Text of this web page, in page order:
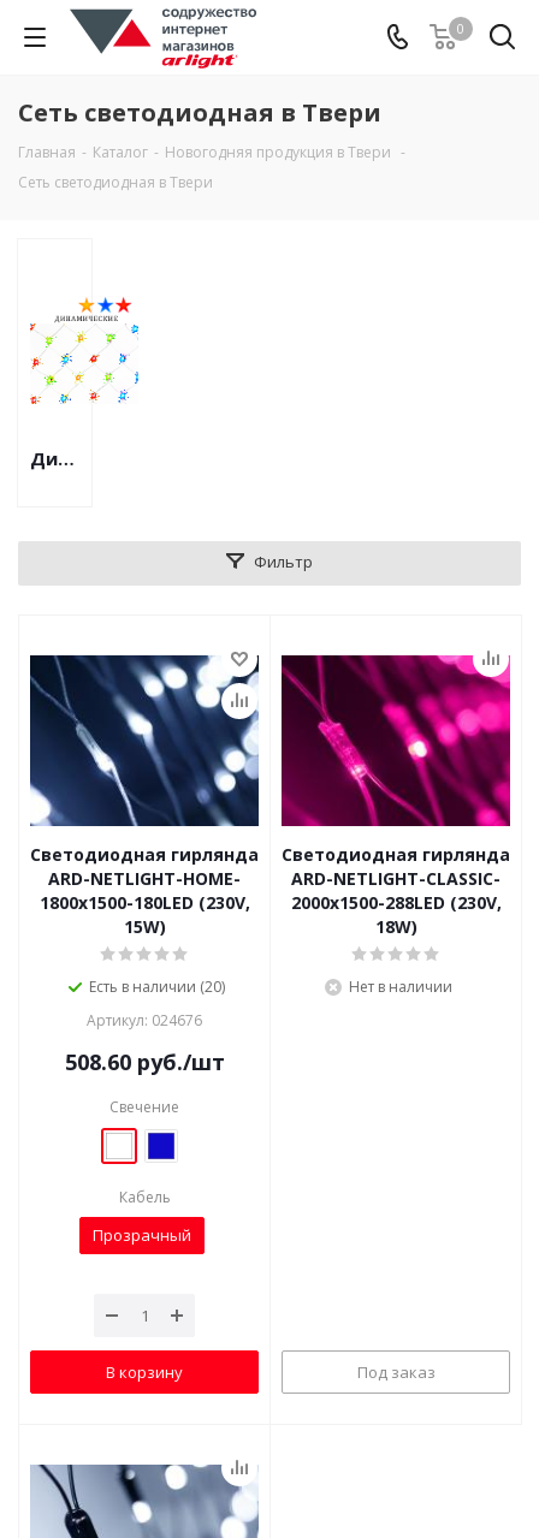
0
Сеть светодиодная в Твери
Главная - Каталог - Новогодняя продукция в Твери -
Сеть светодиодная в Твери
Динамическая
Фильтр
Светодиодная гирлянда
ARD-NETLIGHT-HOME-
1800x1500-180LED (230V,
15W)
Есть в наличии (20)
Артикул: 024676
508.60руб./шт
Свечение
Кабель
Прозрачный
В корзину
Светодиодная гирлянда
ARD-NETLIGHT-CLASSIC-
2000x1500-288LED (230V,
18W)
Нет в наличии
Под заказ